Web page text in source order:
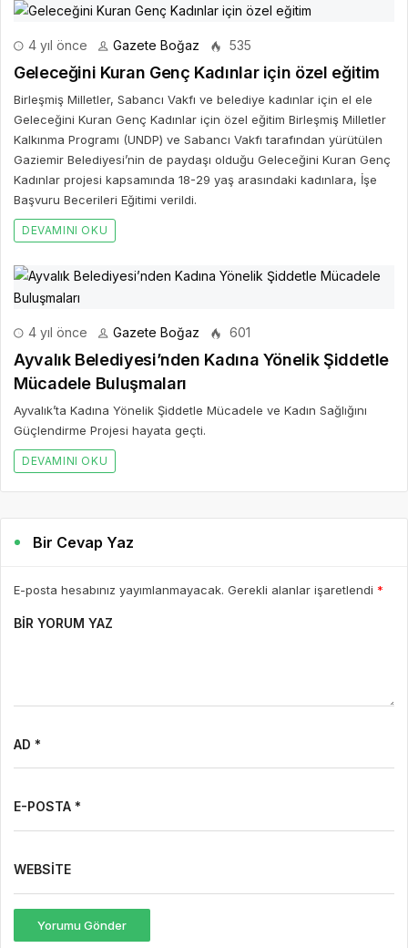
4 yıl önce Gazete Boğaz 535
Geleceğini Kuran Genç Kadınlar için özel eğitim
Birleşmiş Milletler, Sabancı Vakfı ve belediye kadınlar için el ele
Geleceğini Kuran Genç Kadınlar için özel eğitim Birleşmiş Milletler
Kalkınma Programı (UNDP) ve Sabancı Vakfı tarafından yürütülen
Gaziemir Belediyesi’nin de paydaşı olduğu Geleceğini Kuran Genç
Kadınlar projesi kapsamında 18-29 yaş arasındaki kadınlara, İşe
Başvuru Becerileri Eğitimi verildi.
DEVAMINI OKU
4 yıl önce Gazete Boğaz 601
Ayvalık Belediyesi’nden Kadına Yönelik Şiddetle
Mücadele Buluşmaları
Ayvalık’ta Kadına Yönelik Şiddetle Mücadele ve Kadın Sağlığını
Güçlendirme Projesi hayata geçti.
DEVAMINI OKU
Bir Cevap Yaz
E-posta hesabınız yayımlanmayacak. Gerekli alanlar işaretlendi *
BIR YORUM YAZ
AD *
E-POSTA *
WEBSITE
Yorumu Gönder